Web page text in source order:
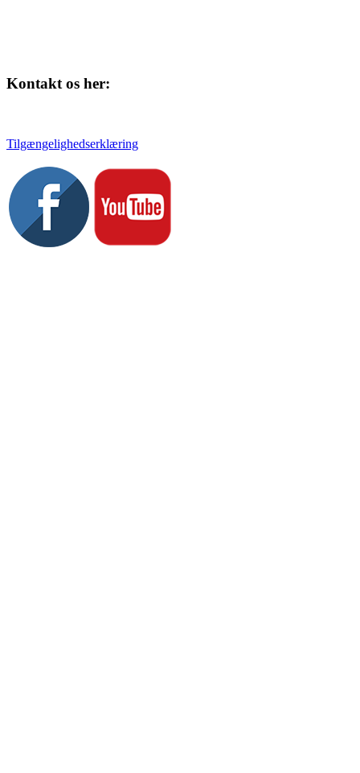
Kontakt os her:
Tilgængelighedserklæring